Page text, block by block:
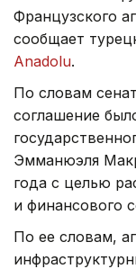
Французского
сообщает
Anadolu.
По словам
соглашение
Эмманюэля
года с целью
и финансового
По ее словам,